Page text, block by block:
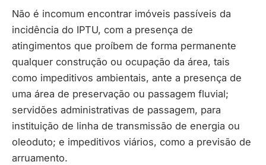
Não é incomum encontrar imóveis passíveis da
incidência do IPTU, com a presença de
atingimentos que proíbem de forma permanente
qualquer construção ou ocupação da área, tais
como impeditivos ambientais, ante a presença de
uma área de preservação ou passagem fluvial;
servidões administrativas de passagem, para
instituição de linha de transmissão de energia ou
oleoduto; e impeditivos viários, como a previsão de
arruamento.